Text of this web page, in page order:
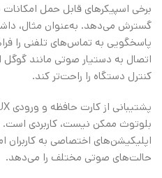
برخی اسپیکرهای قابل حمل امکانات
گسترش می‌دهد. به‌عنوان مثال،
پاسخگویی به تماس‌های تلفنی را
اتصال به دستیار صوتی مانند
کنترل دستگاه را راحت‌تر کند.
بلوتوث ممکن نیست، کاربردی است.
اپلیکیشن‌های اختصاصی به کاربران
حالت‌های صوتی مختلف را می‌دهد.